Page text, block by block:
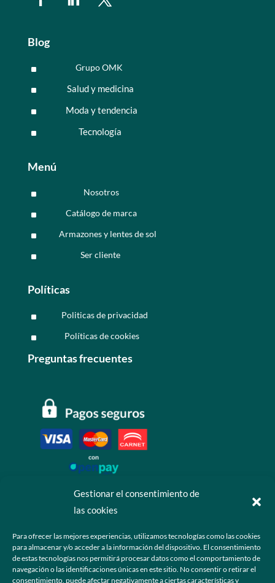
Gestionar el consentimiento de
las cookies
Para ofrecer las mejores experiencias, utilizamos tecnologías como las cookies
para almacenar y/o acceder a la información del dispositivo. El consentimiento
de estas tecnologías nos permitirá procesar datos como el comportamiento de
navegación o las identificaciones únicas en este sitio. No consentir o retirar el
consentimiento, puede afectar negativamente a ciertas características y
Blog
^ Grupo OMK
^ Salud y medicina
^ Moda y tendencia
^ Tecnología
Menú
^ Nosotros
^ Catálogo de marca
^ Armazones y lentes de sol
^ Ser cliente
Políticas
^ Politicas de privacidad
^ Políticas de cookies
Preguntas frecuentes
 +52 55 6173 7725 (Ventas)
 hola@grupo-omk.com